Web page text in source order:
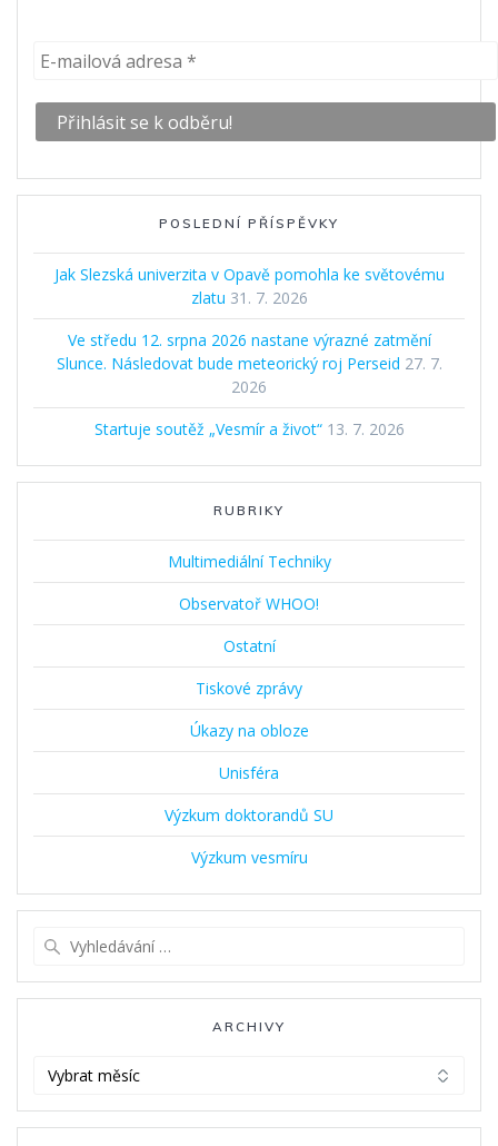
POSLEDNÍ PŘÍSPĚVKY
Jak Slezská univerzita v Opavě pomohla ke světovému
zlatu 31. 7. 2026
Ve středu 12. srpna 2026 nastane výrazné zatmění
Slunce. Následovat bude meteorický roj Perseid 27. 7.
2026
Startuje soutěž „Vesmír a život“ 13. 7. 2026
RUBRIKY
Multimediální Techniky
Observatoř WHOO!
Ostatní
Tiskové zprávy
Úkazy na obloze
Unisféra
Výzkum doktorandů SU
Výzkum vesmíru
ARCHIVY